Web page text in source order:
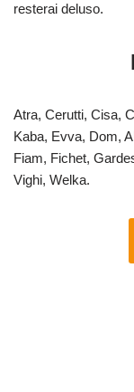
resterai deluso.
Atra, Cerutti, Cisa,
Kaba, Evva, Dom,
Fiam, Fichet,
Vighi, Welka.